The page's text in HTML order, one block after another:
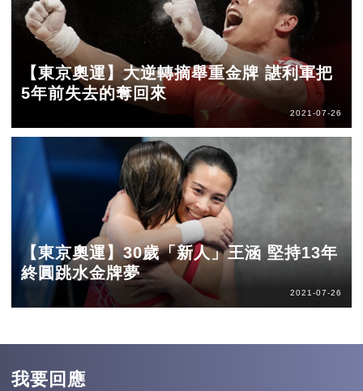
【東京奧運】大逆轉摘舉重金牌 諶利軍把
5年前失去的奪回來
2021-07-26
【東京奧運】30歲「新人」王涵 堅持13年
終圓跳水金牌夢
2021-07-26
我要回應